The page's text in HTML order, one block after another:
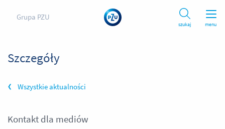
Grupa PZU
szukaj menu
Szczegóły
Wszystkie aktualności
Kontakt dla mediów